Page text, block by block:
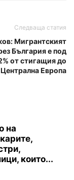
Следваща статия
Мигрантският
България е под
от стигащия до
Централна Европа
на
които...